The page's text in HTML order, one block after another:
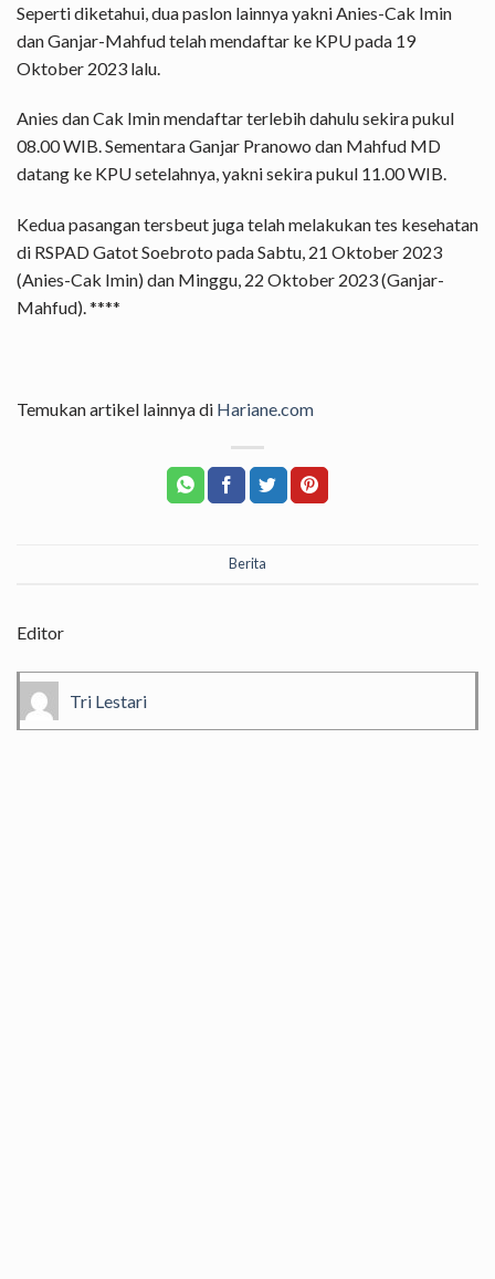
Seperti diketahui, dua paslon lainnya yakni Anies-Cak Imin
dan Ganjar-Mahfud telah mendaftar ke KPU pada 19
Oktober 2023 lalu.
Anies dan Cak Imin mendaftar terlebih dahulu sekira pukul
08.00 WIB. Sementara Ganjar Pranowo dan Mahfud MD
datang ke KPU setelahnya, yakni sekira pukul 11.00 WIB.
Kedua pasangan tersbeut juga telah melakukan tes kesehatan
di RSPAD Gatot Soebroto pada Sabtu, 21 Oktober 2023
(Anies-Cak Imin) dan Minggu, 22 Oktober 2023 (Ganjar-
Mahfud). ****
Temukan artikel lainnya di Hariane.com
Berita
Editor
Tri Lestari